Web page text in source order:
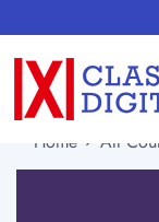
Home All